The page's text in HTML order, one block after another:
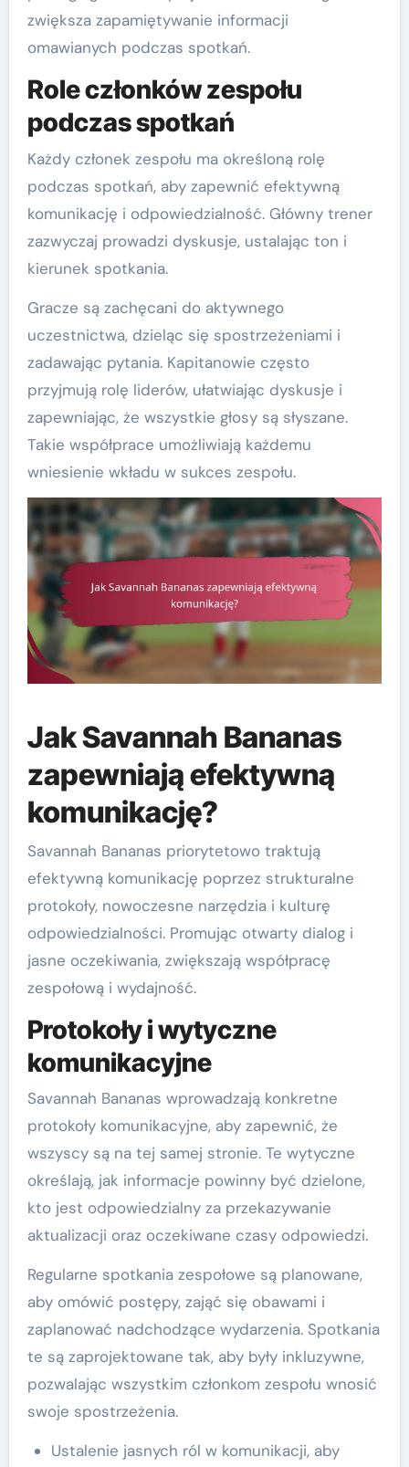
zwiększa zapamiętywanie informacji
omawianych podczas spotkań.
Role członków zespołu
podczas spotkań
Każdy członek zespołu ma określoną rolę
podczas spotkań, aby zapewnić efektywną
komunikację i odpowiedzialność. Główny trener
zazwyczaj prowadzi dyskusje, ustalając ton i
kierunek spotkania.
Gracze są zachęcani do aktywnego
uczestnictwa, dzieląc się spostrzeżeniami i
zadawając pytania. Kapitanowie często
przyjmują rolę liderów, ułatwiając dyskusje i
zapewniając, że wszystkie głosy są słyszane.
Takie współprace umożliwiają każdemu
wniesienie wkładu w sukces zespołu.
Jak Savannah Bananas
zapewniają efektywną
komunikację?
Savannah Bananas priorytetowo traktują
efektywną komunikację poprzez strukturalne
protokoły, nowoczesne narzędzia i kulturę
odpowiedzialności. Promując otwarty dialog i
jasne oczekiwania, zwiększają współpracę
zespołową i wydajność.
Protokoły i wytyczne
komunikacyjne
Savannah Bananas wprowadzają konkretne
protokoły komunikacyjne, aby zapewnić, że
wszyscy są na tej samej stronie. Te wytyczne
określają, jak informacje powinny być dzielone,
kto jest odpowiedzialny za przekazywanie
aktualizacji oraz oczekiwane czasy odpowiedzi.
Regularne spotkania zespołowe są planowane,
aby omówić postępy, zająć się obawami i
zaplanować nadchodzące wydarzenia. Spotkania
te są zaprojektowane tak, aby były inkluzywne,
pozwalając wszystkim członkom zespołu wnosić
swoje spostrzeżenia.
Ustalenie jasnych ról w komunikacji, aby